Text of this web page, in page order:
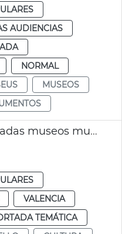
AUDIENCIAS
NORMAL
MUSEOS
Visitas guiadas adaptadas museos municipales
VALENCIA
TEMÁTICA